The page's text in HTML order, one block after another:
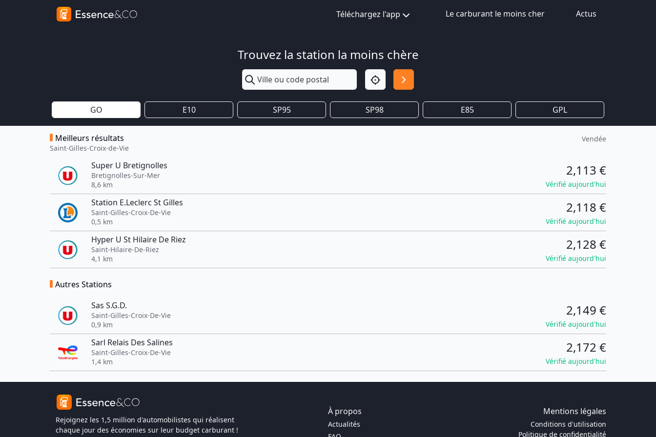
Téléchargez l'app Le carburant le moins cher Actus
Trouvez la station la moins chère
GO E10 SP95 SP98 E85 GPL
Meilleurs résultats
Saint-Gilles-Croix-de-Vie
Vendée
Super U Bretignolles
Bretignolles-Sur-Mer
8,6 km
2,113 €
Vérifié aujourd'hui
Station E.Leclerc St Gilles
Saint-Gilles-Croix-De-Vie
0,5 km
2,118 €
Vérifié aujourd'hui
Hyper U St Hilaire De Riez
Saint-Hilaire-De-Riez
4,1 km
2,128 €
Vérifié aujourd'hui
Autres Stations
Sas S.G.D.
Saint-Gilles-Croix-De-Vie
0,9 km
2,149 €
Vérifié aujourd'hui
Sarl Relais Des Salines
Saint-Gilles-Croix-De-Vie
1,4 km
2,172 €
Vérifié aujourd'hui
Rejoignez les 1,5 million d'automobilistes qui réalisent
chaque jour des économies sur leur budget carburant !
À propos Mentions légales
Actualités
Conditions d'utilisation
Politique de confidentialité